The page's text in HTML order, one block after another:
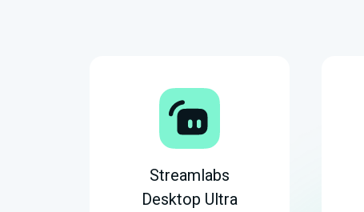
Streamlabs
Desktop Ultra